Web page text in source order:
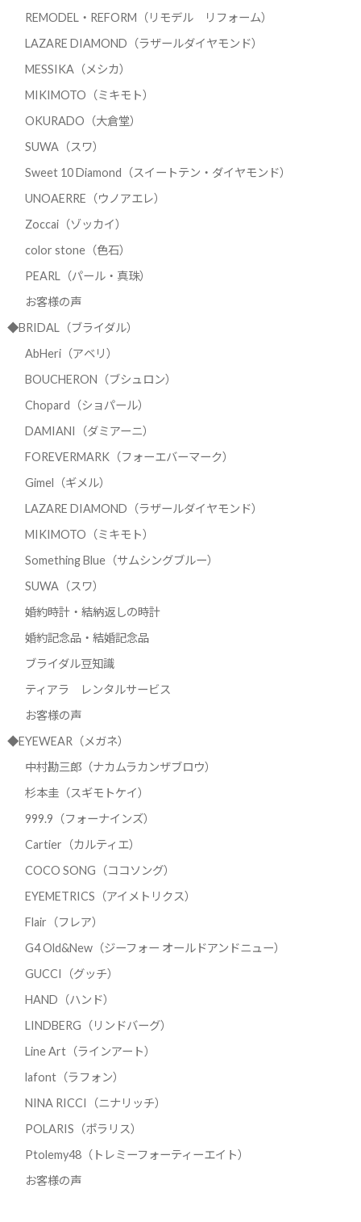
REMODEL・REFORM（リモデル リフォーム）
LAZARE DIAMOND（ラザールダイヤモンド）
MESSIKA（メシカ）
MIKIMOTO（ミキモト）
OKURADO（大倉堂）
SUWA（スワ）
Sweet 10 Diamond（スイートテン・ダイヤモンド）
UNOAERRE（ウノアエレ）
Zoccai（ゾッカイ）
color stone（色石）
PEARL（パール・真珠）
お客様の声
◆BRIDAL（ブライダル）
AbHeri（アベリ）
BOUCHERON（ブシュロン）
Chopard（ショパール）
DAMIANI（ダミアーニ）
FOREVERMARK（フォーエバーマーク）
Gimel（ギメル）
LAZARE DIAMOND（ラザールダイヤモンド）
MIKIMOTO（ミキモト）
Something Blue（サムシングブルー）
SUWA（スワ）
婚約時計・結納返しの時計
婚約記念品・結婚記念品
ブライダル豆知識
ティアラ レンタルサービス
お客様の声
◆EYEWEAR（メガネ）
中村勘三郎（ナカムラカンザブロウ）
杉本圭（スギモトケイ）
999.9（フォーナインズ）
Cartier（カルティエ）
COCO SONG（ココソング）
EYEMETRICS（アイメトリクス）
Flair（フレア）
G4 Old&New（ジーフォー オールドアンドニュー）
GUCCI（グッチ）
HAND（ハンド）
LINDBERG（リンドバーグ）
Line Art（ラインアート）
lafont（ラフォン）
NINA RICCI（ニナリッチ）
POLARIS（ポラリス）
Ptolemy48（トレミーフォーティーエイト）
お客様の声